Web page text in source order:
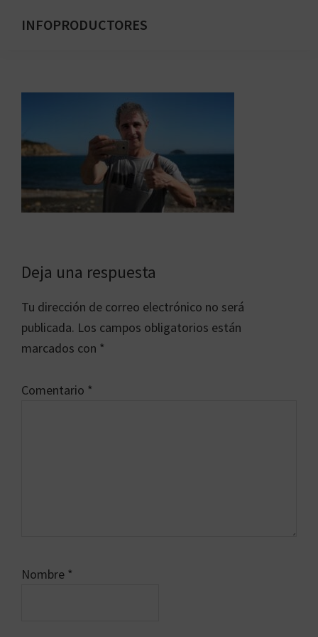
INFOPRODUCTORES
Interacciones
con
los
lectores
Deja una respuesta
Tu dirección de correo electrónico no será
publicada. Los campos obligatorios están
marcados con *
Comentario *
Nombre *